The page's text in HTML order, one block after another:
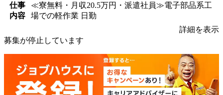
仕事
内容
≪寮無料・月収20.5万円・派遣社員≫電子部品系工
場での軽作業 日勤
詳細を表示
募集が停止しています